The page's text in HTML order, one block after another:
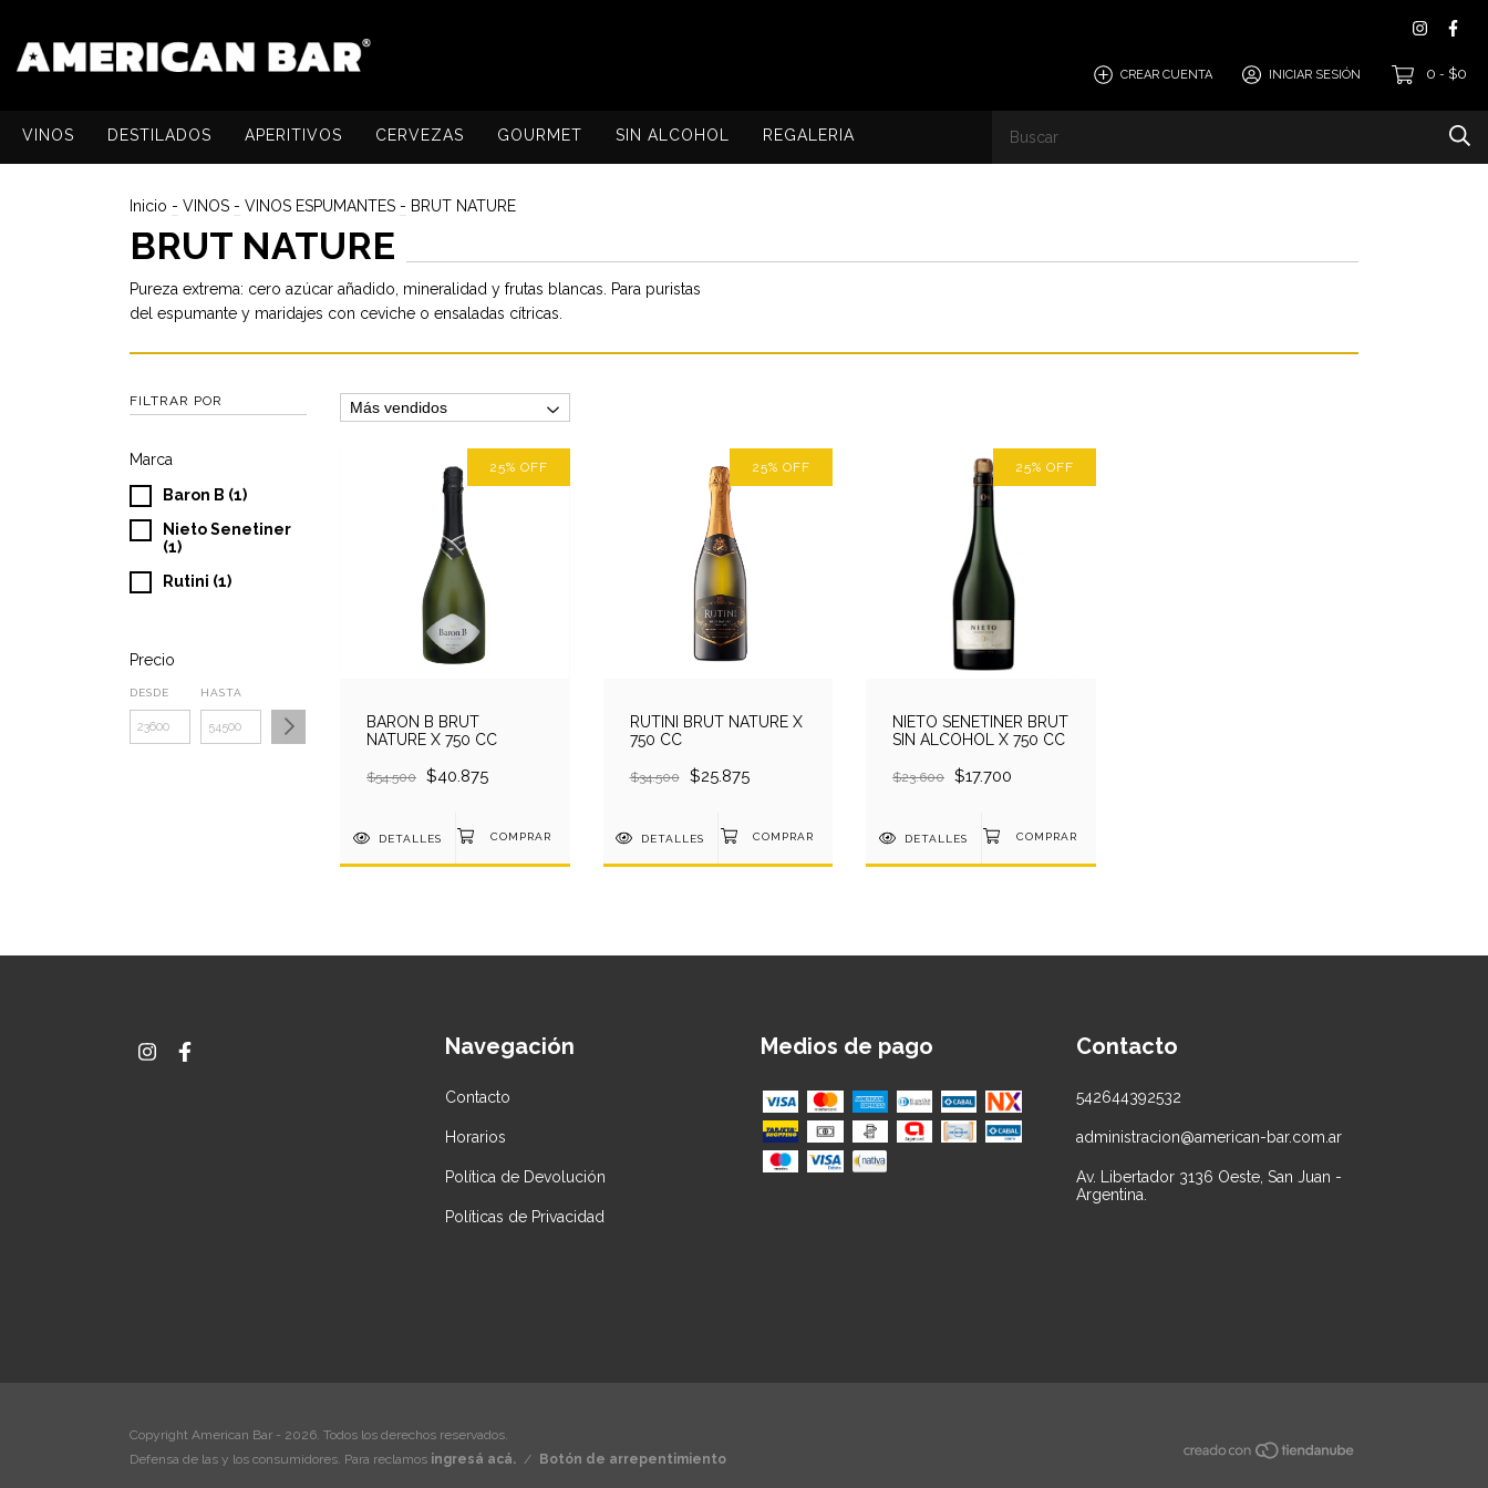
CREAR CUENTA INICIAR SESIÓN 0 - $0
VINOS DESTILADOS APERITIVOS CERVEZAS GOURMET SIN ALCOHOL REGALERIA
Inicio - VINOS - VINOS ESPUMANTES - BRUT NATURE
BRUT NATURE
Pureza extrema: cero azúcar añadido, mineralidad y frutas blancas. Para puristas
del espumante y maridajes con ceviche o ensaladas cítricas.
FILTRAR POR
Marca
Baron B (1)
Nieto Senetiner
(1)
Rutini (1)
Precio
DESDE HASTA
25% OFF
BARON B BRUT
NATURE X 750 CC
$54.500 $40.875
DETALLES
25% OFF
RUTINI BRUT NATURE X
750 CC
$34.500 $25.875
DETALLES
25% OFF
NIETO SENETINER BRUT
SIN ALCOHOL X 750 CC
$23.600 $17.700
DETALLES
Navegación
Contacto
Horarios
Política de Devolución
Políticas de Privacidad
Medios de pago Contacto
542644392532
administracion@american-bar.com.ar
Av. Libertador 3136 Oeste, San Juan -
Argentina.
Copyright American Bar - 2026. Todos los derechos reservados.
Defensa de las y los consumidores. Para reclamos ingresá acá. / Botón de arrepentimiento